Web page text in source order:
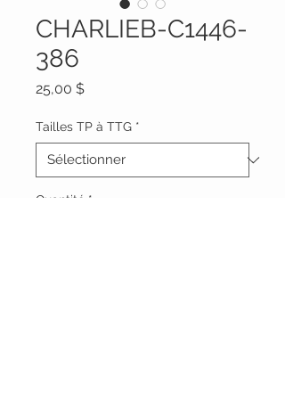
CHARLIEB-C1446-
386
25,00 $Prix
Tailles TP à TTG *
Quantité *